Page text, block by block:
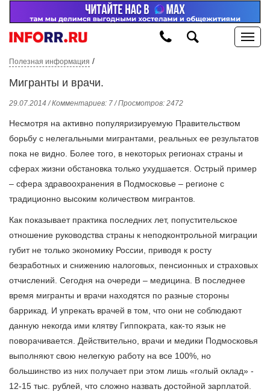
Полезная информация /
Мигранты и врачи.
29.07.2014 / Комментариев: 7 / Просмотров: 2472
Несмотря на активно популяризируемую Правительством
борьбу с нелегальными мигрантами, реальных ее результатов
пока не видно. Более того, в некоторых регионах страны и
сферах жизни обстановка только ухудшается. Острый пример
– сфера здравоохранения в Подмосковье – регионе с
традиционно высоким количеством мигрантов.
Как показывает практика последних лет, попустительское
отношение руководства страны к неподконтрольной миграции
губит не только экономику России, приводя к росту
безработных и снижению налоговых, пенсионных и страховых
отчислений. Сегодня на очереди – медицина. В последнее
время мигранты и врачи находятся по разные стороны
баррикад. И упрекать врачей в том, что они не соблюдают
данную некогда ими клятву Гиппократа, как-то язык не
поворачивается. Действительно, врачи и медики Подмосковья
выполняют свою нелегкую работу на все 100%, но
большинство из них получает при этом лишь «голый оклад» -
12-15 тыс. рублей, что сложно назвать достойной зарплатой.